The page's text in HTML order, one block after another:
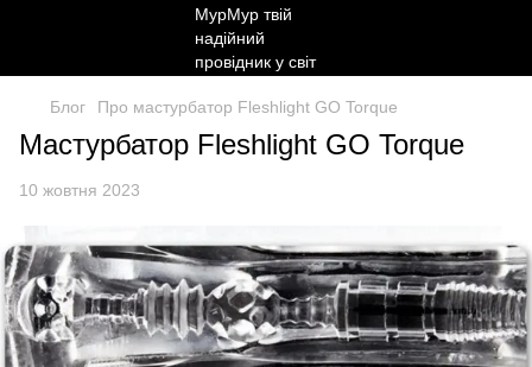
Блог Про мастурбатор Fleshlight GO Torque
Мастурбатор Fleshlight GO Torque
10 жовтня 2023